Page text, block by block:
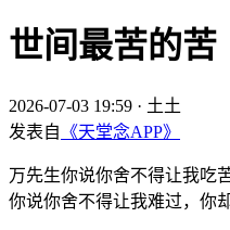
世间最苦的苦
2026-07-03 19:59 · 土土
发表自 《天堂念APP》
万先生你说你舍不得让我吃
你说你舍不得让我难过，你